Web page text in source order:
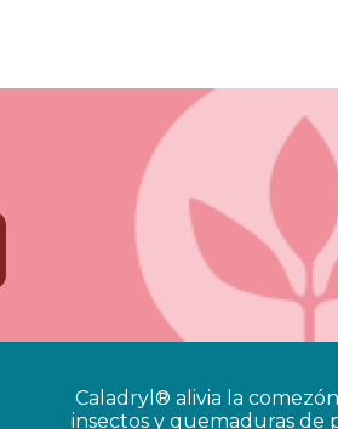
Caladryl® alivia la
insectos y quemaduras de